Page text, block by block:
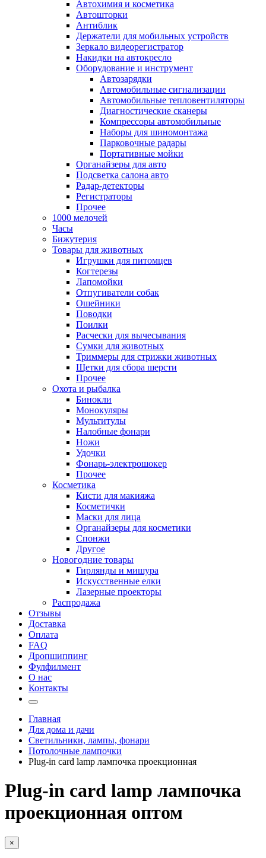
Автохимия и косметика
Автошторки
Антиблик
Держатели для мобильных устройств
Зеркало видеорегистратор
Накидки на автокресло
Оборудование и инструмент
Автозарядки
Автомобильные сигнализации
Автомобильные тепловентиляторы
Диагностические сканеры
Компрессоры автомобильные
Наборы для шиномонтажа
Парковочные радары
Портативные мойки
Органайзеры для авто
Подсветка салона авто
Радар-детекторы
Регистраторы
Прочее
1000 мелочей
Часы
Бижутерия
Товары для животных
Игрушки для питомцев
Когтерезы
Лапомойки
Отпугиватели собак
Ошейники
Поводки
Поилки
Расчески для вычесывания
Сумки для животных
Триммеры для стрижки животных
Щетки для сбора шерсти
Прочее
Охота и рыбалка
Бинокли
Монокуляры
Мультитулы
Налобные фонари
Ножи
Удочки
Фонарь-электрошокер
Прочее
Косметика
Кисти для макияжа
Косметички
Маски для лица
Органайзеры для косметики
Спонжи
Другое
Новогодние товары
Гирлянды и мишура
Искусственные елки
Лазерные проекторы
Распродажа
Отзывы
Доставка
Оплата
FAQ
Дропшиппинг
Фулфилмент
О нас
Контакты
Главная
Для дома и дачи
Светильники, лампы, фонари
Потолочные лампочки
Plug-in card lamp лампочка проекционная
Plug-in card lamp лампочка
проекционная оптом
×